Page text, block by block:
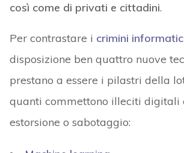
così come di privati e cittadini.
Per contrastare i crimini
disposizione ben quattro nuove
prestano a essere i pilastri della
quanti commettono illeciti digitali
estorsione o sabotaggio: